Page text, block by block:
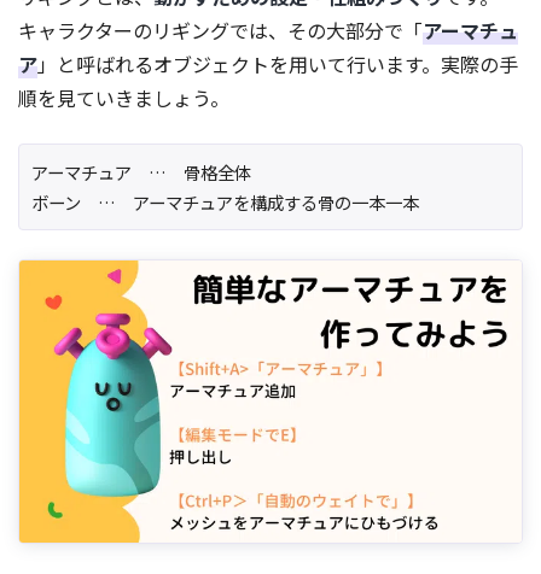
キャラクターのリギングでは、その大部分で「アーマチュ
ア」と呼ばれるオブジェクトを用いて行います。実際の手
順を見ていきましょう。
アーマチュア … 骨格全体
ボーン … アーマチュアを構成する骨の一本一本